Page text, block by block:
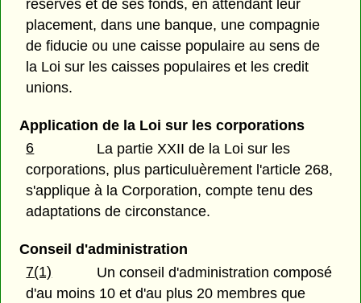
réserves et de ses fonds, en attendant leur
placement, dans une banque, une compagnie
de fiducie ou une caisse populaire au sens de
la Loi sur les caisses populaires et les credit
unions.
Application de la Loi sur les corporations
6
La partie XXII de la Loi sur les
corporations, plus particuluèrement l'article 268,
s'applique à la Corporation, compte tenu des
adaptations de circonstance.
Conseil d'administration
7(1)
Un conseil d'administration composé
d'au moins 10 et d'au plus 20 membres que